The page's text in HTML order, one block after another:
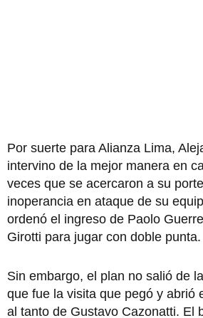
Por suerte para Alianza Lima,
intervino de la mejor manera en
veces que se acercaron a su
inoperancia en ataque de su
ordenó el ingreso de Paolo
Girotti para jugar con doble punta.
Sin embargo, el plan no salió de
que fue la visita que pegó y abrió
al tanto de Gustavo Cazonatti. El